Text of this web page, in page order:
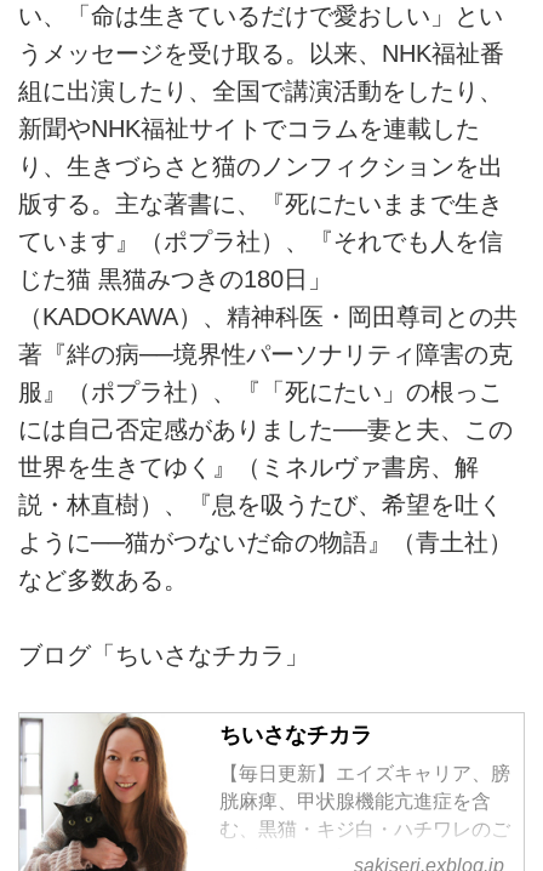
い、「命は生きているだけで愛おしい」とい
うメッセージを受け取る。以来、NHK福祉番
組に出演したり、全国で講演活動をしたり、
新聞やNHK福祉サイトでコラムを連載した
り、生きづらさと猫のノンフィクションを出
版する。主な著書に、『死にたいままで生き
ています』（ポプラ社）、『それでも人を信
じた猫 黒猫みつきの180日」
（KADOKAWA）、精神科医・岡田尊司との共
著『絆の病──境界性パーソナリティ障害の克
服』（ポプラ社）、『「死にたい」の根っこ
には自己否定感がありました──妻と夫、この
世界を生きてゆく』（ミネルヴァ書房、解
説・林直樹）、『息を吸うたび、希望を吐く
ように──猫がつないだ命の物語』（青土社）
など多数ある。
ブログ「ちいさなチカラ」
ちいさなチカラ
【毎日更新】エイズキャリア、膀
胱麻痺、甲状腺機能亢進症を含
む、黒猫・キジ白・ハチワレのご
sakiseri.exblog.jp